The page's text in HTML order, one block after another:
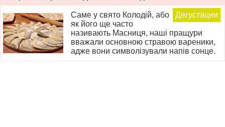
Дегустации
Саме у свято Колодій, або
як його ще часто
називають Масниця, наші пращури
вважали основною стравою вареники,
адже вони символізували напів сонце.